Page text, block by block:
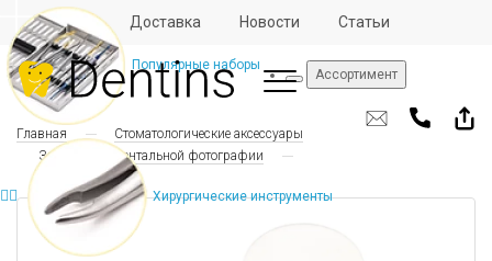
Отзывы Доставка Новости Статьи
Ассортимент
Популярные наборы
Хирургические инструменты
Главная
Стоматологические аксессуары
Зеркала для дентальной фотографии